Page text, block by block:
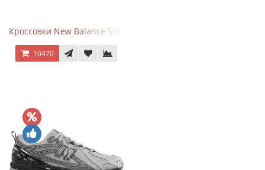
Кроссовки New Balance 530 Total White Silver
10470